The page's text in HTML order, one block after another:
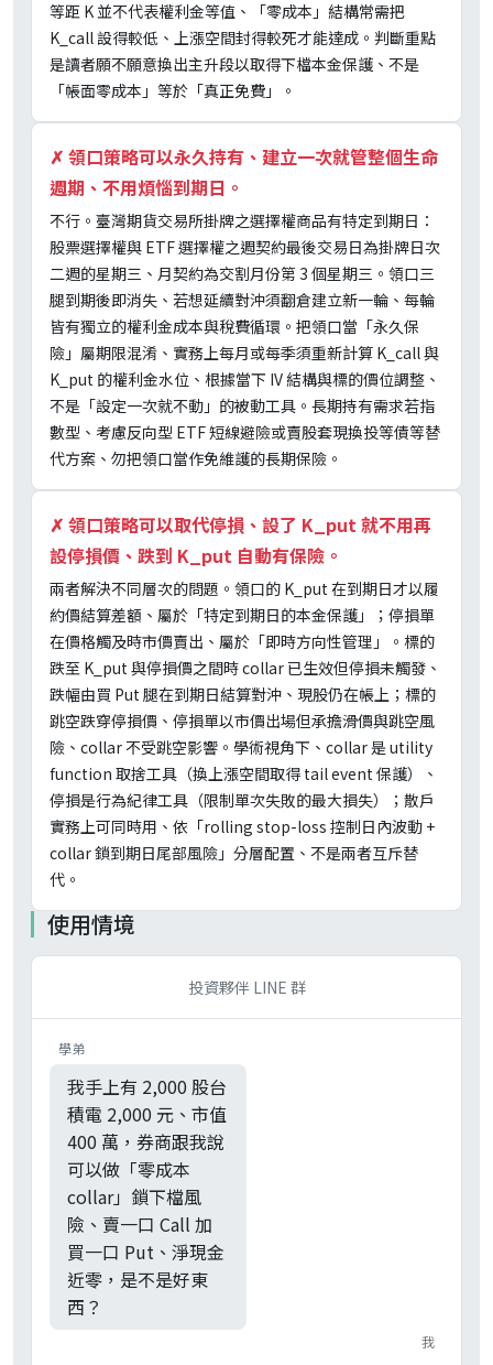
等距 K 並不代表權利金等值、「零成本」結構常需把
K_call 設得較低、上漲空間封得較死才能達成。判斷重點
是讀者願不願意換出主升段以取得下檔本金保護、不是
「帳面零成本」等於「真正免費」。
✗ 領口策略可以永久持有、建立一次就管整個生命
週期、不用煩惱到期日。
不行。臺灣期貨交易所掛牌之選擇權商品有特定到期日：
股票選擇權與 ETF 選擇權之週契約最後交易日為掛牌日次
二週的星期三、月契約為交割月份第 3 個星期三。領口三
腿到期後即消失、若想延續對沖須翻倉建立新一輪、每輪
皆有獨立的權利金成本與稅費循環。把領口當「永久保
險」屬期限混淆、實務上每月或每季須重新計算 K_call 與
K_put 的權利金水位、根據當下 IV 結構與標的價位調整、
不是「設定一次就不動」的被動工具。長期持有需求若指
數型、考慮反向型 ETF 短線避險或賣股套現換投等債等替
代方案、勿把領口當作免維護的長期保險。
✗ 領口策略可以取代停損、設了 K_put 就不用再
設停損價、跌到 K_put 自動有保險。
兩者解決不同層次的問題。領口的 K_put 在到期日才以履
約價結算差額、屬於「特定到期日的本金保護」；停損單
在價格觸及時市價賣出、屬於「即時方向性管理」。標的
跌至 K_put 與停損價之間時 collar 已生效但停損未觸發、
跌幅由買 Put 腿在到期日結算對沖、現股仍在帳上；標的
跳空跌穿停損價、停損單以市價出場但承擔滑價與跳空風
險、collar 不受跳空影響。學術視角下、collar 是 utility
function 取捨工具（換上漲空間取得 tail event 保護）、
停損是行為紀律工具（限制單次失敗的最大損失）；散戶
實務上可同時用、依「rolling stop-loss 控制日內波動 +
collar 鎖到期日尾部風險」分層配置、不是兩者互斥替
代。
使用情境
投資夥伴 LINE 群
學弟
我手上有 2,000 股台
積電 2,000 元、市值
400 萬，券商跟我說
可以做「零成本
collar」鎖下檔風
險、賣一口 Call 加
買一口 Put、淨現金
近零，是不是好東
西？
我